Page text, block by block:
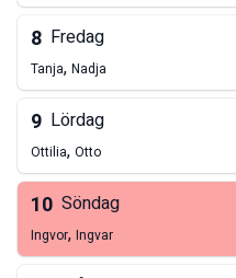
8 Fredag
Tanja, Nadja
9 Lördag
Ottilia, Otto
10 Söndag
Ingvor, Ingvar